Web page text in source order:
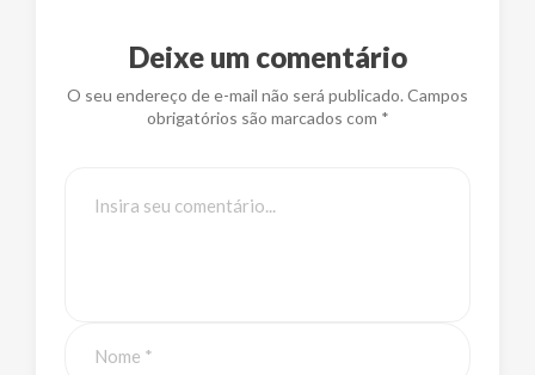
Deixe um comentário
O seu endereço de e-mail não será publicado. Campos
obrigatórios são marcados com *